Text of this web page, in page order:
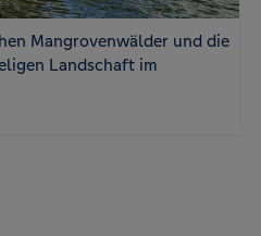
Mangrovenwälder und die
Landschaft im